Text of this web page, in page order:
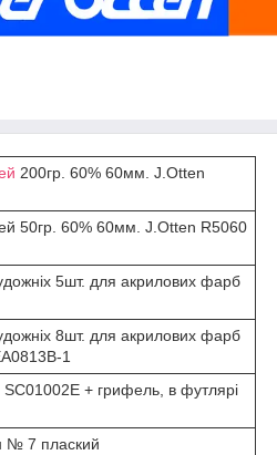
200гр. 60% 60мм. J.Otten
50гр. 60% 60мм. J.Otten R5060
5шт. для акрилових фарб
8шт. для акрилових фарб
1
+ грифель, в футлярі
№ 7 плаский